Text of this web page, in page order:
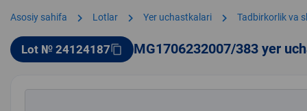
Asosiy sahifa chevron_right Lotlar chevron_right Yer uchastkalari chevron_right Tadbirkorlik va
Lot № 24124187content_copy MG1706232007/383 yer